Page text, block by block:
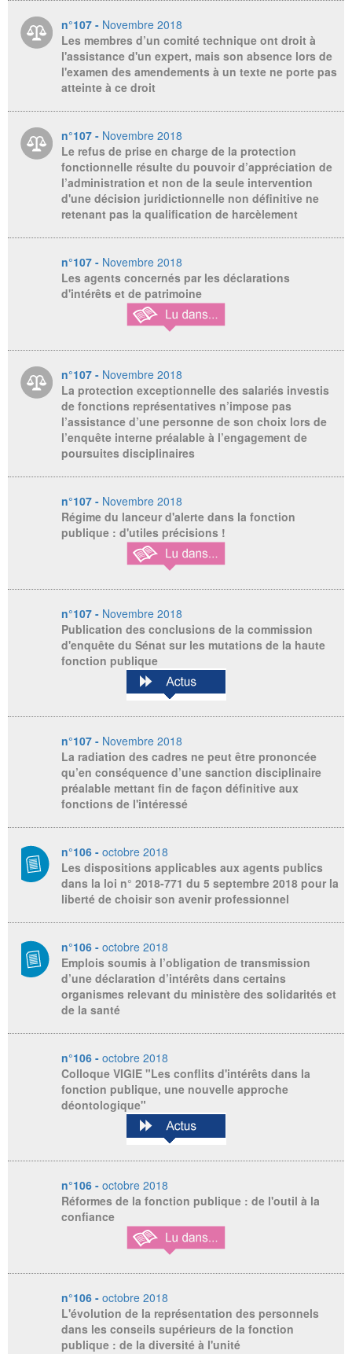
n°107 - Novembre 2018
Les membres d’un comité technique ont droit à
l'assistance d'un expert, mais son absence lors de
l'examen des amendements à un texte ne porte pas
atteinte à ce droit
n°107 - Novembre 2018
Le refus de prise en charge de la protection
fonctionnelle résulte du pouvoir d’appréciation de
l’administration et non de la seule intervention
d'une décision juridictionnelle non définitive ne
retenant pas la qualification de harcèlement
n°107 - Novembre 2018
Les agents concernés par les déclarations
d'intérêts et de patrimoine
n°107 - Novembre 2018
La protection exceptionnelle des salariés investis
de fonctions représentatives n’impose pas
l’assistance d’une personne de son choix lors de
l’enquête interne préalable à l’engagement de
poursuites disciplinaires
n°107 - Novembre 2018
Régime du lanceur d'alerte dans la fonction
publique : d'utiles précisions !
n°107 - Novembre 2018
Publication des conclusions de la commission
d'enquête du Sénat sur les mutations de la haute
fonction publique
n°107 - Novembre 2018
La radiation des cadres ne peut être prononcée
qu’en conséquence d’une sanction disciplinaire
préalable mettant fin de façon définitive aux
fonctions de l'intéressé
n°106 - octobre 2018
Les dispositions applicables aux agents publics
dans la loi n° 2018-771 du 5 septembre 2018 pour la
liberté de choisir son avenir professionnel
n°106 - octobre 2018
Emplois soumis à l’obligation de transmission
d’une déclaration d’intérêts dans certains
organismes relevant du ministère des solidarités et
de la santé
n°106 - octobre 2018
Colloque VIGIE "Les conflits d'intérêts dans la
fonction publique, une nouvelle approche
déontologique"
n°106 - octobre 2018
Réformes de la fonction publique : de l'outil à la
confiance
n°106 - octobre 2018
L'évolution de la représentation des personnels
dans les conseils supérieurs de la fonction
publique : de la diversité à l'unité